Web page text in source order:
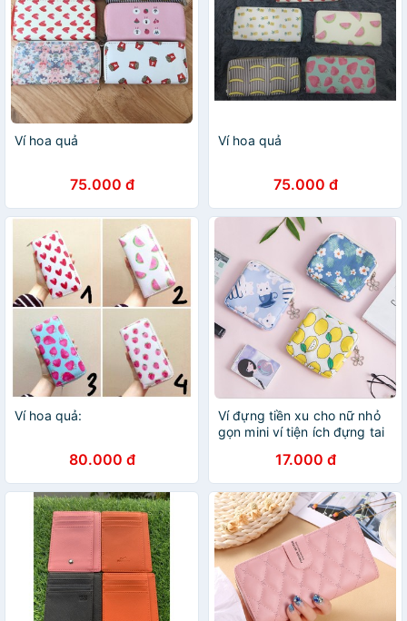
Ví hoa quả
75.000 đ
Ví hoa quả
75.000 đ
Ví hoa quả:
80.000 đ
Ví đựng tiền xu cho nữ nhỏ
gọn mini ví tiện ích đựng tai
vặt... hoạt tiết hoa quả lá
cành
17.000 đ